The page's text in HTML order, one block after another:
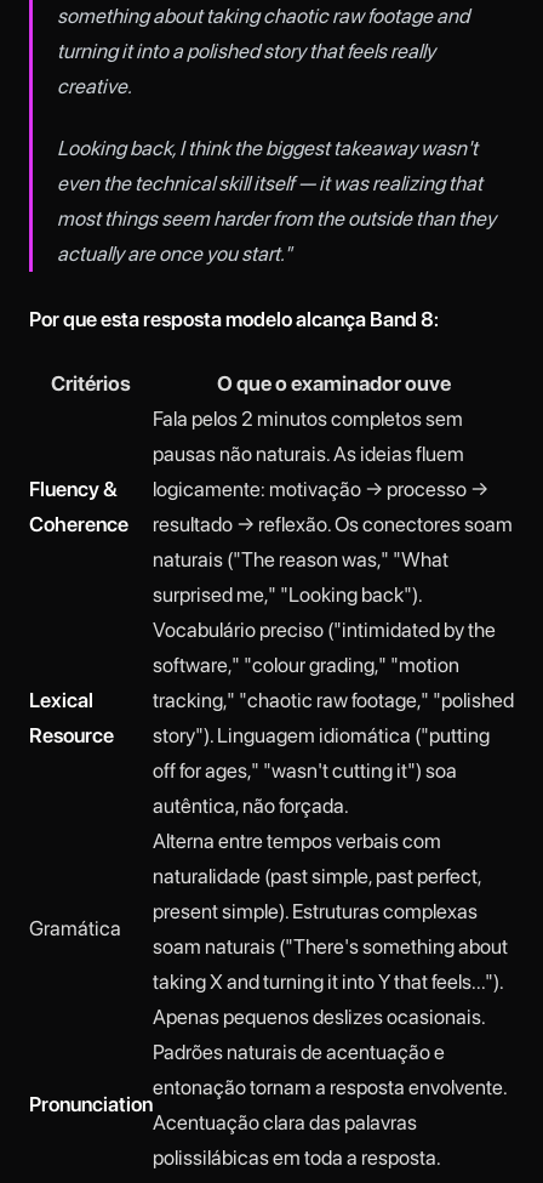
something about taking chaotic raw footage and
turning it into a polished story that feels really
creative.
Looking back, I think the biggest takeaway wasn't
even the technical skill itself — it was realizing that
most things seem harder from the outside than they
actually are once you start."
Por que esta resposta modelo alcança Band 8:
Critérios O que o examinador ouve
Fluency &
Coherence
Fala pelos 2 minutos completos sem
pausas não naturais. As ideias fluem
logicamente: motivação → processo →
resultado → reflexão. Os conectores soam
naturais ("The reason was," "What
surprised me," "Looking back").
Lexical
Resource
Vocabulário preciso ("intimidated by the
software," "colour grading," "motion
tracking," "chaotic raw footage," "polished
story"). Linguagem idiomática ("putting
off for ages," "wasn't cutting it") soa
autêntica, não forçada.
Gramática
Alterna entre tempos verbais com
naturalidade (past simple, past perfect,
present simple). Estruturas complexas
soam naturais ("There's something about
taking X and turning it into Y that feels...").
Apenas pequenos deslizes ocasionais.
Pronunciation
Padrões naturais de acentuação e
entonação tornam a resposta envolvente.
Acentuação clara das palavras
polissilábicas em toda a resposta.